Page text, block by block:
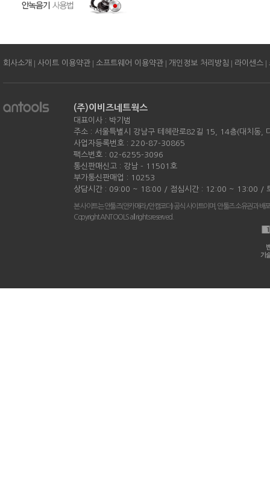
회사소개 | 사이트 이용약관 | 소프트웨어 이용약관 | 개인정보 처리방침 | 라이센스 |
(주)이비즈네트웍스
대표이사 : 박기범
주소 : 서울특별시 강남구 테헤란로82길 15, 14층(대치동,
사업자등록번호 : 220-87-30865
팩스번호 : 02-6255-3096
통신판매신고 : 강남 - 11501호
부가통신판매업 : 10253
상담시간 : 09:00 ~ 18:00 / 점심시간 : 12:00 ~ 13:00 /
본 사이트는 안툴즈(안카메라/안캠코더) 공식 사이트이며, 안툴즈 소유권과 배
Copyright ANTOOLS all rights reserved.